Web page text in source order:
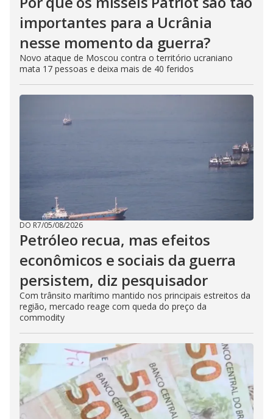
importantes para a Ucrânia
nesse momento da guerra?
Novo ataque de Moscou contra o território ucraniano
mata 17 pessoas e deixa mais de 40 feridos
DO R7/05/08/2026
Petróleo recua, mas efeitos
econômicos e sociais da guerra
persistem, diz pesquisador
Com trânsito marítimo mantido nos principais estreitos da
região, mercado reage com queda do preço da
commodity